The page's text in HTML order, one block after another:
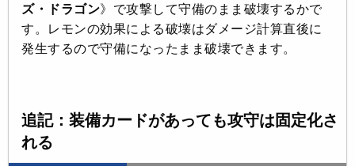
ズ・ドラゴン》で攻撃して守備のまま破壊するかで
す。レモンの効果による破壊はダメージ計算直後に
発生するので守備になったまま破壊できます。
追記：装備カードがあっても攻守は固定化さ
れる